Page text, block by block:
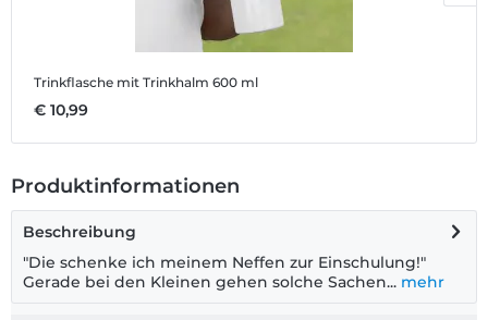
Trinkflasche mit Trinkhalm 600 ml
€ 10,99
Produktinformationen
Beschreibung
"Die schenke ich meinem Neffen zur Einschulung!"
Gerade bei den Kleinen gehen solche Sachen... mehr